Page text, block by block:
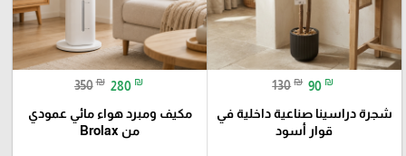
130 ₪ 90 ₪
شجرة دراسينا صناعية داخلية في
قوار أسود
350 ₪ 280 ₪
مكيف ومبرد هواء مائي عمودي
من Brolax